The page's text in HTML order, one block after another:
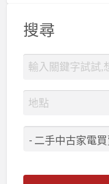
搜尋